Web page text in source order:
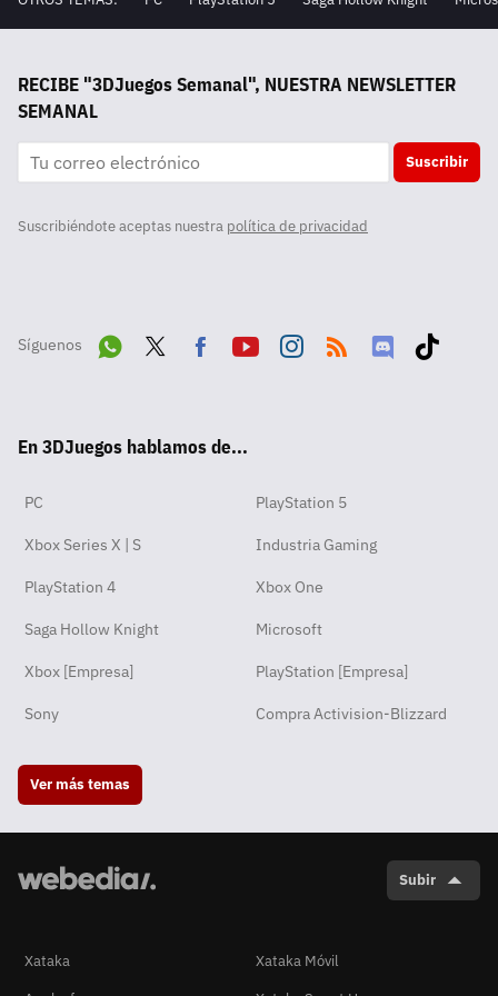
RECIBE "3DJuegos Semanal", NUESTRA NEWSLETTER
SEMANAL
Suscribir
Suscribiéndote aceptas nuestra política de privacidad
Síguenos
pp
ok
En 3DJuegos hablamos de...
PC PlayStation 5
Xbox Series X | S Industria Gaming
PlayStation 4 Xbox One
Saga Hollow Knight Microsoft
Xbox [Empresa] PlayStation [Empresa]
Sony Compra Activision-Blizzard
Ver más temas
Subir
Xataka
Xataka Móvil